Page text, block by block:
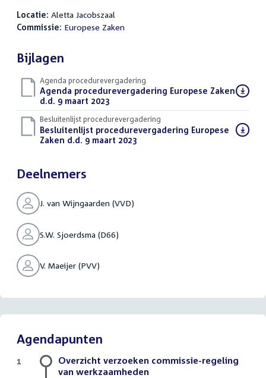
Locatie: Aletta Jacobszaal
Commissie: Europese Zaken
Bijlagen
Agenda procedurevergadering
Download
bestand:
Agenda procedurevergadering Europese Zaken
d.d. 9 maart 2023
Besluitenlijst procedurevergadering
Download
bestand:
Besluitenlijst procedurevergadering Europese
Zaken d.d. 9 maart 2023
Deelnemers
J. van Wijngaarden (VVD)
S.W. Sjoerdsma (D66)
V. Maeijer (PVV)
Agendapunten
Overzicht verzoeken commissie-regeling
van werkzaamheden
1